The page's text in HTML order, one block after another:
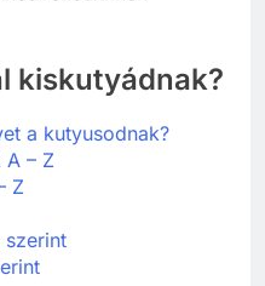
kiskutyádnak?
a kutyusodnak?
A – Z
Z
szerint